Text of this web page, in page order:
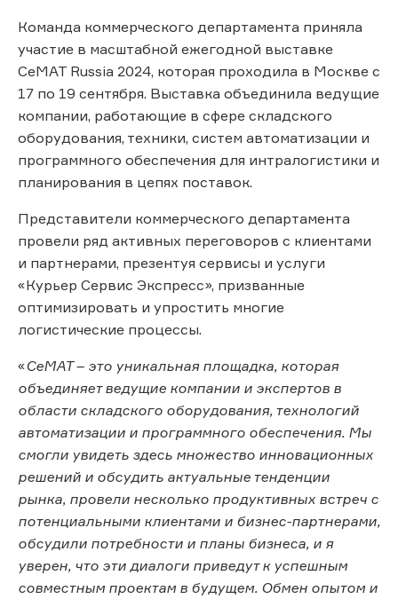
Команда коммерческого департамента приняла
участие в масштабной ежегодной выставке
СеМАТ Russia 2024, которая проходила в Москве с
17 по 19 сентября. Выставка объединила ведущие
компании, работающие в сфере складского
оборудования, техники, систем автоматизации и
программного обеспечения для интралогистики и
планирования в цепях поставок.
Представители коммерческого департамента
провели ряд активных переговоров с клиентами
и партнерами, презентуя сервисы и услуги
«Курьер Сервис Экспресс», призванные
оптимизировать и упростить многие
логистические процессы.
«СеМАТ – это уникальная площадка, которая
объединяет ведущие компании и экспертов в
области складского оборудования, технологий
автоматизации и программного обеспечения. Мы
смогли увидеть здесь множество инновационных
решений и обсудить актуальные тенденции
рынка, провели несколько продуктивных встреч с
потенциальными клиентами и бизнес-партнерами,
обсудили потребности и планы бизнеса, и я
уверен, что эти диалоги приведут к успешным
совместным проектам в будущем. Обмен опытом и